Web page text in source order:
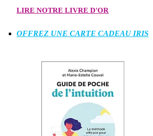
LIRE NOTRE LIVRE D'OR
OFFREZ UNE CARTE CADEAU IRIS